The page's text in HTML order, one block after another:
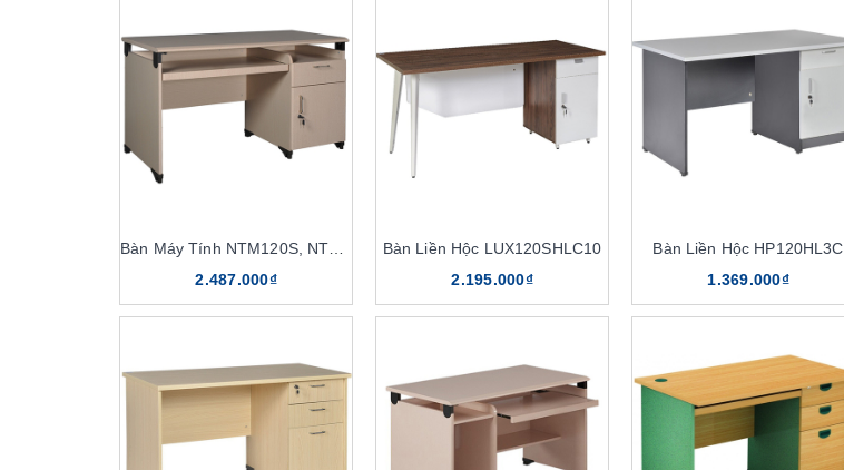
Bàn Máy Tính NTM120S, NTM120
2.487.000₫
Bàn Liền Hộc LUX120SHLC10
2.195.000₫
Bàn Liền Hộc HP120HL3C
1.369.000₫